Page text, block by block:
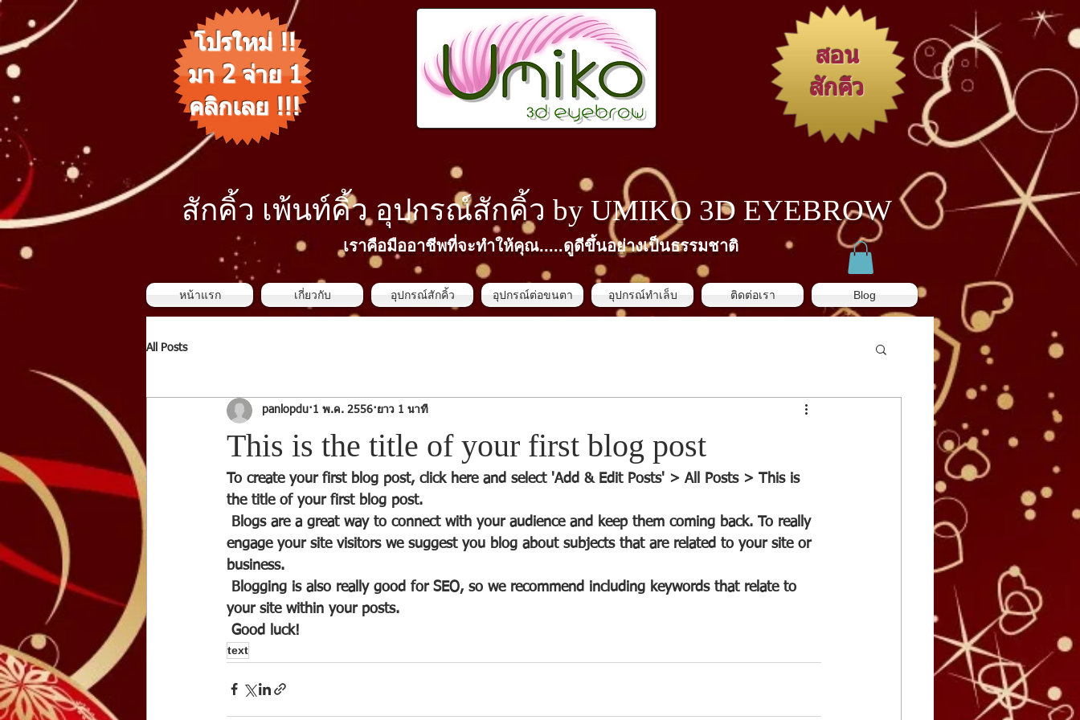
สักคิ้ว เพ้นท์คิ้ว​ อุปกรณ์สักคิ้ว by UMIKO 3D EYEBROW
เราคือมืออาชีพที่จะทำให้คุณ.....ดูดีขึ้นอย่างเป็นธรรมชาติ
สอน
สักคิ้ว
โปรใหม่ !!
มา 2 จ่าย 1
คลิกเลย !!!
หน้าแรก เกี่ยวกับ อุปกรณ์สักคิ้ว อุปกรณ์ต่อขนตา อุปกรณ์ทำเล็บ ติดต่อเรา Blog
All Posts
This is the title of your first blog post
panlopdu 1 พ.ค. 2556 ยาว 1 นาที
To create your first blog post, click here and select 'Add & Edit Posts' > All Posts > This is
the title of your first blog post.
engage your site visitors we suggest you blog about subjects that are related to your site or
business.
your site within your posts.
Good luck!
text